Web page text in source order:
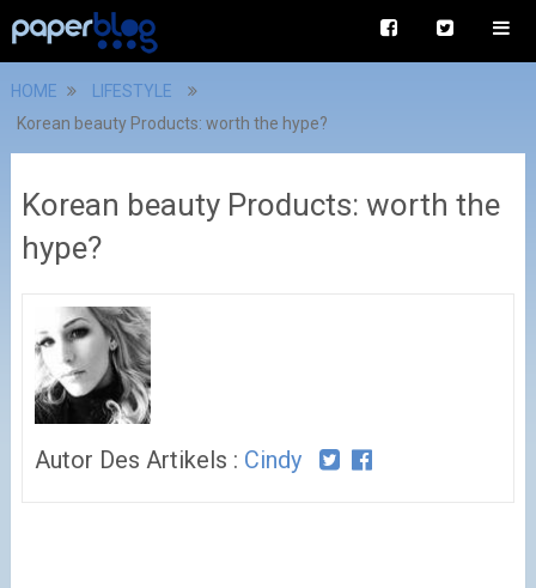
HOME
LIFESTYLE
Korean beauty Products: worth the hype?
Korean beauty Products: worth the
hype?
Autor Des Artikels : Cindy